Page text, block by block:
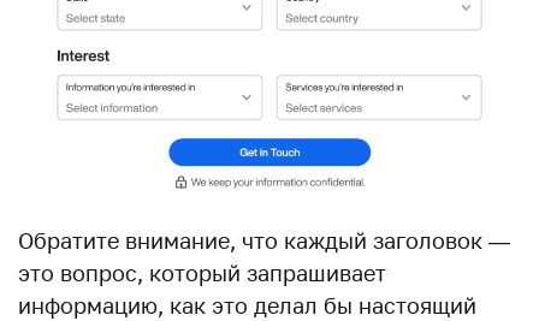
Обратите внимание, что каждый заголовок —
это вопрос, который запрашивает
информацию, как это делал бы настоящий